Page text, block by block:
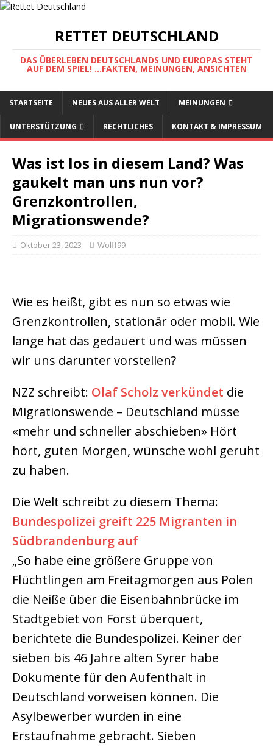
RETTET DEUTSCHLAND
DAS ÜBERLEBEN DEUTSCHLANDS UND EUROPAS STEHT
AUF DEM SPIEL! ...FAKTEN, MEINUNGEN, ANSICHTEN
STARTSEITE NEUES AUS ALLER WELT MEINUNGEN
UNTERSTÜTZUNG RECHTLICHES KONTAKT & IMPRESSUM
Was ist los in diesem Land? Was
gaukelt man uns nun vor?
Grenzkontrollen,
Migrationswende?
Oktober 23, 2023 Wolff99
Wie es heißt, gibt es nun so etwas wie
Grenzkontrollen, stationär oder mobil. Wie
lange hat das gedauert und was müssen
wir uns darunter vorstellen?
NZZ schreibt: Olaf Scholz verkündet die
Migrationswende – Deutschland müsse
«mehr und schneller abschieben» Hört
hört, guten Morgen, wünsche wohl geruht
zu haben.
Die Welt schreibt zu diesem Thema:
Bundespolizei greift 225 Migranten in
Südbrandenburg auf
„So habe eine größere Gruppe von
Flüchtlingen am Freitagmorgen aus Polen
die Neiße über die Eisenbahnbrücke im
Stadtgebiet von Forst überquert,
berichtete die Bundespolizei. Keiner der
sieben bis 46 Jahre alten Syrer habe
Dokumente für den Aufenthalt in
Deutschland vorweisen können. Die
Asylbewerber wurden in eine
Erstaufnahme gebracht. Sieben